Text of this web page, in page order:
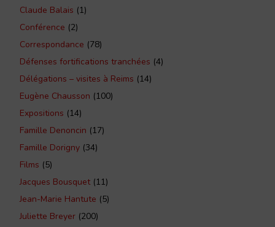
Claude Balais (1)
Conférence (2)
Correspondance (78)
Défenses fortifications tranchées (4)
Délégations – visites à Reims (14)
Eugène Chausson (100)
Expositions (14)
Famille Denoncin (17)
Famille Dorigny (34)
Films (5)
Jacques Bousquet(11)
Jean-Marie Hantute (5)
Juliette Breyer (200)